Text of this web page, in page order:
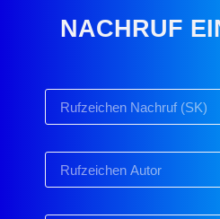
NACHRUF